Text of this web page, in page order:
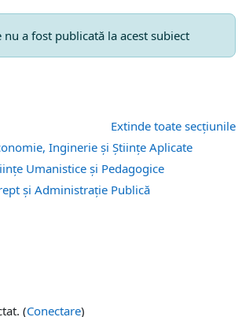
a fost publicată la acest subiect
Extinde toate secțiunile
Inginerie și Științe Aplicate
Umanistice și Pedagogice
și Administrație Publică
(Conectare)